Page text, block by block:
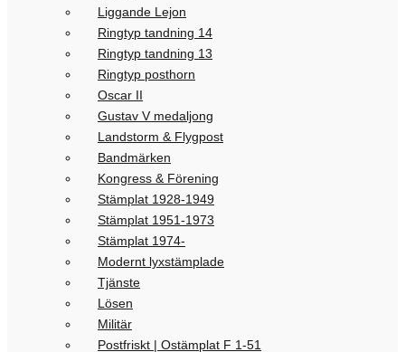
Liggande Lejon
Ringtyp tandning 14
Ringtyp tandning 13
Ringtyp posthorn
Oscar II
Gustav V medaljong
Landstorm & Flygpost
Bandmärken
Kongress & Förening
Stämplat 1928-1949
Stämplat 1951-1973
Stämplat 1974-
Modernt lyxstämplade
Tjänste
Lösen
Militär
Postfriskt | Ostämplat F 1-51